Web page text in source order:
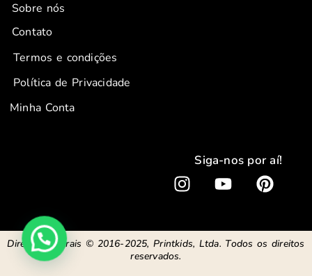
Sobre nós
Contato
Termos e condições
Política de Privacidade
Minha Conta
Siga-nos por aí!
I
t
a
Y
t
u
P
t
e
Direitos autorais © 2016-2025, Printkids, Ltda. Todos os direitos
reservados.